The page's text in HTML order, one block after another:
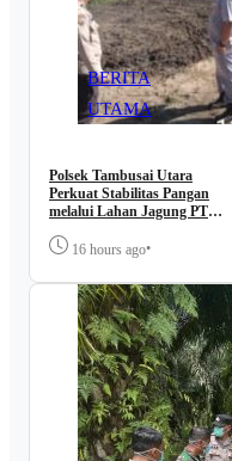
BERITA
UTAMA
Polsek Tambusai Utara
Perkuat Stabilitas Pangan
melalui Lahan Jagung PT
Ketahanan Pangan Nasional
16 hours ago•